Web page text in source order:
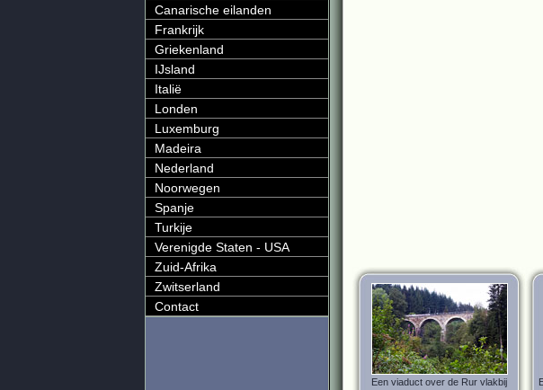
Een viaduct over de Rur vlakbij
Canarische eilanden
Frankrijk
Griekenland
IJsland
Italië
Londen
Luxemburg
Madeira
Nederland
Noorwegen
Spanje
Turkije
Verenigde Staten - USA
Zuid-Afrika
Zwitserland
Contact